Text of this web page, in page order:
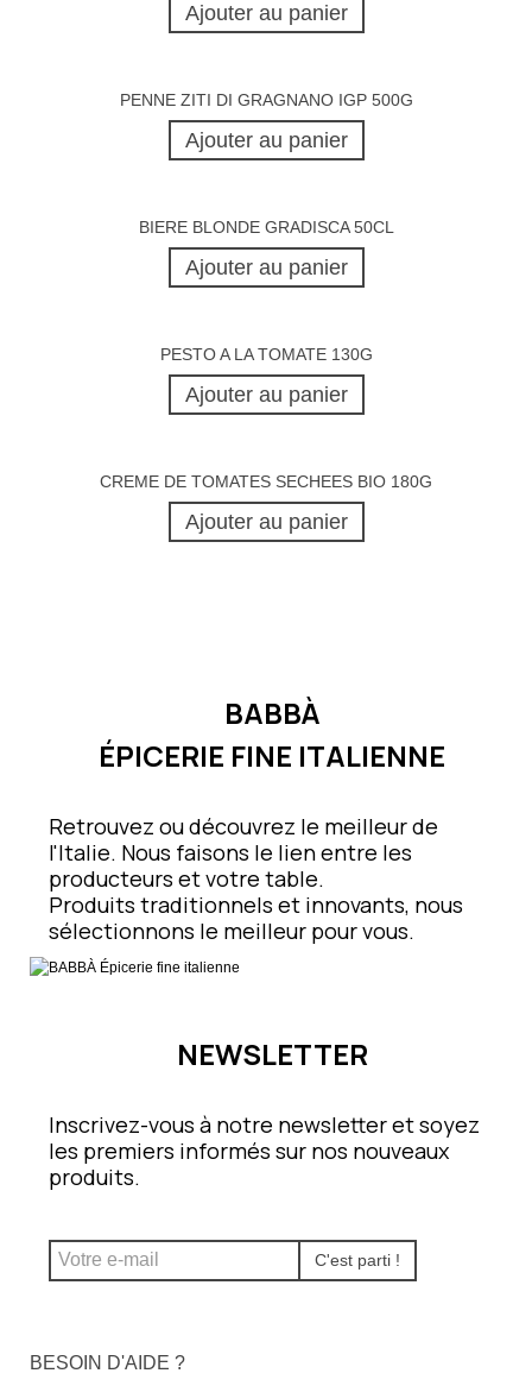
Ajouter au panier
PENNE ZITI DI GRAGNANO IGP 500G
Ajouter au panier
BIERE BLONDE GRADISCA 50CL
Ajouter au panier
PESTO A LA TOMATE 130G
Ajouter au panier
CREME DE TOMATES SECHEES BIO 180G
Ajouter au panier
BABBÀ
ÉPICERIE FINE ITALIENNE
Retrouvez ou découvrez le meilleur de
l'Italie. Nous faisons le lien entre les
producteurs et votre table.
Produits traditionnels et innovants, nous
sélectionnons le meilleur pour vous.
NEWSLETTER
Inscrivez-vous à notre newsletter et soyez
les premiers informés sur nos nouveaux
produits.
C'est parti !
BESOIN D'AIDE ?